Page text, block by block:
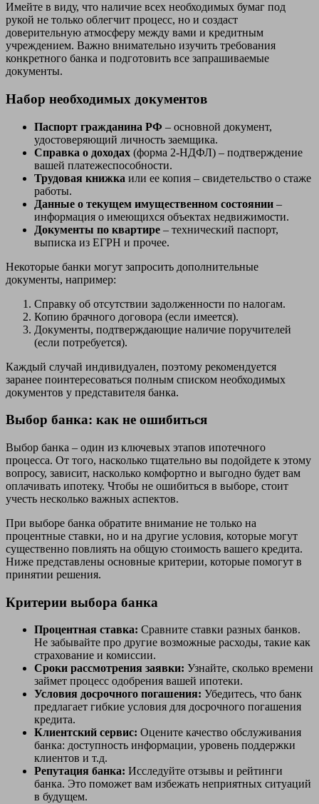
Имейте в виду, что наличие всех необходимых бумаг под
рукой не только облегчит процесс, но и создаст
доверительную атмосферу между вами и кредитным
учреждением. Важно внимательно изучить требования
конкретного банка и подготовить все запрашиваемые
документы.
Набор необходимых документов
Паспорт гражданина РФ – основной документ,
удостоверяющий личность заемщика.
Справка о доходах (форма 2-НДФЛ) – подтверждение
вашей платежеспособности.
Трудовая книжка или ее копия – свидетельство о стаже
работы.
Данные о текущем имущественном состоянии –
информация о имеющихся объектах недвижимости.
Документы по квартире – технический паспорт,
выписка из ЕГРН и прочее.
Некоторые банки могут запросить дополнительные
документы, например:
Справку об отсутствии задолженности по налогам.
Копию брачного договора (если имеется).
Документы, подтверждающие наличие поручителей
(если потребуется).
Каждый случай индивидуален, поэтому рекомендуется
заранее поинтересоваться полным списком необходимых
документов у представителя банка.
Выбор банка: как не ошибиться
Выбор банка – один из ключевых этапов ипотечного
процесса. От того, насколько тщательно вы подойдете к этому
вопросу, зависит, насколько комфортно и выгодно будет вам
оплачивать ипотеку. Чтобы не ошибиться в выборе, стоит
учесть несколько важных аспектов.
При выборе банка обратите внимание не только на
процентные ставки, но и на другие условия, которые могут
существенно повлиять на общую стоимость вашего кредита.
Ниже представлены основные критерии, которые помогут в
принятии решения.
Критерии выбора банка
Процентная ставка: Сравните ставки разных банков.
Не забывайте про другие возможные расходы, такие как
страхование и комиссии.
Сроки рассмотрения заявки: Узнайте, сколько времени
займет процесс одобрения вашей ипотеки.
Условия досрочного погашения: Убедитесь, что банк
предлагает гибкие условия для досрочного погашения
кредита.
Клиентский сервис: Оцените качество обслуживания
банка: доступность информации, уровень поддержки
клиентов и т.д.
Репутация банка: Исследуйте отзывы и рейтинги
банка. Это поможет вам избежать неприятных ситуаций
в будущем.